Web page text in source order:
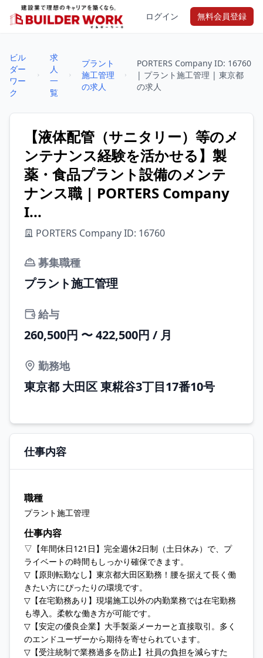
ログイン 無料会員登録
ビル
ダー
ワー
ク
求
人
一
覧
プラント
施工管理
の求人
PORTERS Company ID: 16760
| プラント施工管理 | 東京都
の求人
【液体配管（サニタリー）等のメ
ンテナンス経験を活かせる】製
薬・食品プラント設備のメンテ
ナンス職 | PORTERS Company
I...
PORTERS Company ID: 16760
募集職種
プラント施工管理
給与
260,500円 〜 422,500円 / 月
勤務地
東京都 大田区 東糀谷3丁目17番10号
仕事内容
職種
プラント施工管理
仕事内容
▽【年間休日121日】完全週休2日制（土日休み）で、プ
ライベートの時間もしっかり確保できます。
▽【原則転勤なし】東京都大田区勤務！腰を据えて長く働
きたい方にぴったりの環境です。
▽【在宅勤務あり】現場施工以外の内勤業務では在宅勤務
も導入。柔軟な働き方が可能です。
▽【安定の優良企業】大手製薬メーカーと直接取引。多く
のエンドユーザーから期待を寄せられています。
▽【受注統制で業務過多を防止】社員の負担を減らすた